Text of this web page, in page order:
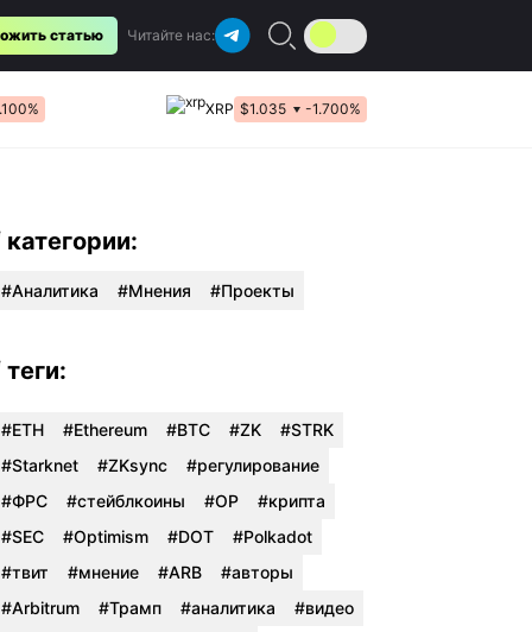
статью Читайте нас:
XRP $1.035 -1.700%
категории:
Аналитика Мнения Проекты
теги:
#ETH #Ethereum #BTC #ZK
#STRK
#Starknet
#ZKsync
#регулирование
#ФРС
#стейблкоины #OP
#крипта
#SEC
#Optimism #DOT
#Polkadot
#твит
#мнение #ARB
#авторы
#Arbitrum
#Трамп #аналитика
#видео